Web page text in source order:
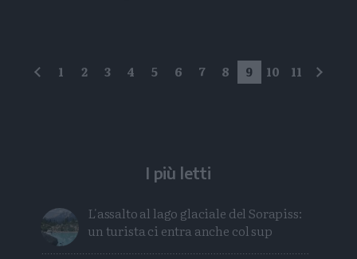
precedente
1 2 3 4 5 6 7 8 9 10 11
I più letti
L'assalto al lago glaciale del Sorapiss:
un turista ci entra anche col sup